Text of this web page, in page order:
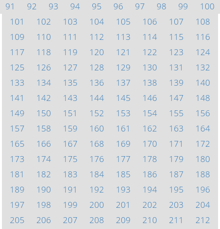
91
92 93 94 95 96 97 98 99
100
101
102 103 104 105 106 107
108
109
110 111 112 113 114 115
116
117
118 119 120 121 122 123
124
125
126 127 128 129 130 131
132
133
134 135 136 137 138 139
140
141
142 143 144 145 146 147
148
149
150 151 152 153 154 155
156
157
158 159 160 161 162 163
164
165
166 167 168 169 170 171
172
173
174 175 176 177 178 179
180
181
182 183 184 185 186 187
188
189
190 191 192 193 194 195
196
197
198 199 200 201 202 203
204
205
206 207 208 209 210 211
212